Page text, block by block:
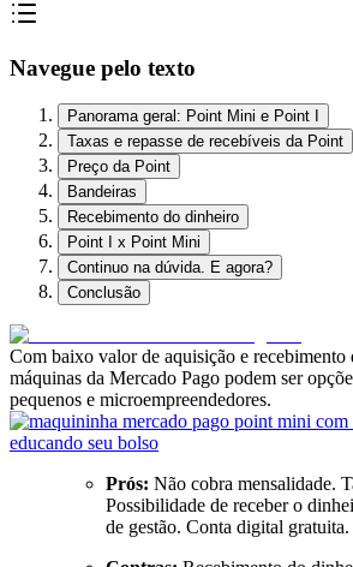
Navegue pelo texto
Panorama geral: Point Mini e Point I
Taxas e repasse de recebíveis da Point
Preço da Point
Bandeiras
Recebimento do dinheiro
Point I x Point Mini
Continuo na dúvida. E agora?
Conclusão
Com baixo valor de aquisição e recebimento
máquinas da Mercado Pago podem ser
pequenos e microempreendedores.
Prós: Não cobra mensalidade.
Possibilidade de receber o
de gestão. Conta digital gratuita.